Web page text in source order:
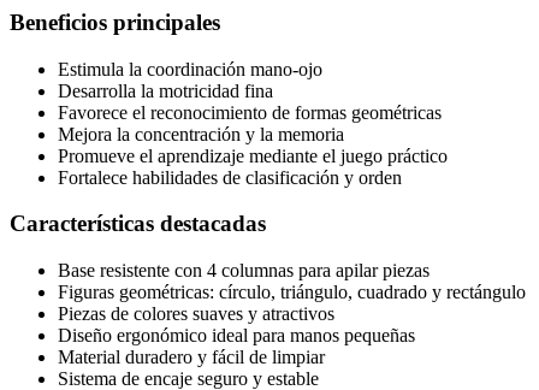
Beneficios principales
Estimula la coordinación mano-ojo
Desarrolla la motricidad fina
Favorece el reconocimiento de formas geométricas
Mejora la concentración y la memoria
Promueve el aprendizaje mediante el juego práctico
Fortalece habilidades de clasificación y orden
Características destacadas
Base resistente con 4 columnas para apilar piezas
Figuras geométricas: círculo, triángulo, cuadrado y rectángulo
Piezas de colores suaves y atractivos
Diseño ergonómico ideal para manos pequeñas
Material duradero y fácil de limpiar
Sistema de encaje seguro y estable